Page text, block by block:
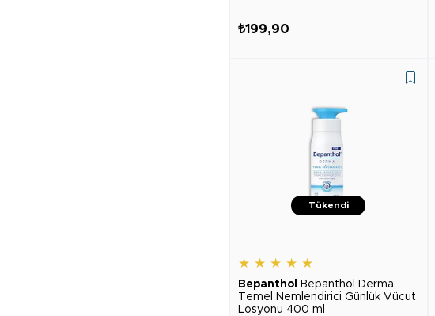
₺199,90
Tükendi
★ ★ ★ ★ ★
Bepanthol
Bepanthol Derma
Temel Nemlendirici Günlük Vücut
Losyonu 400 ml